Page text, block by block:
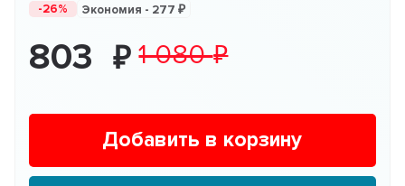
-26% Экономия - 277
803 1 080
Добавить в корзину